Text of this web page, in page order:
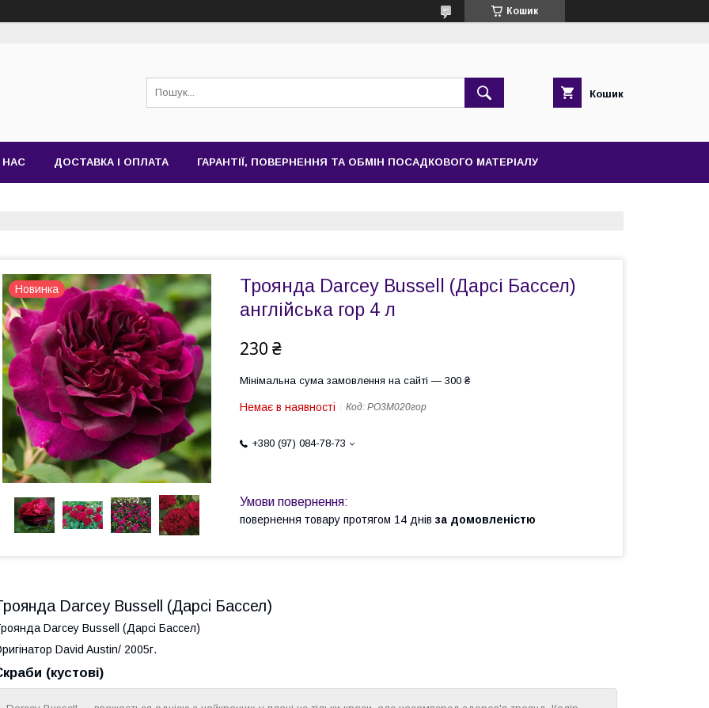
Кошик
Кошик
НАС ДОСТАВКА І ОПЛАТА ГАРАНТІЇ, ПОВЕРНЕННЯ ТА ОБМІН ПОСАДКОВОГО МАТЕРІАЛУ
Новинка
Троянда Darcey Bussell (Дарсі Бассел)
англійська гор 4 л
230 ₴
Мінімальна сума замовлення на сайті — 300 ₴
Немає в наявності Код: РО3М020гор
+380 (97) 084-78-73
повернення товару протягом 14 днів за домовленістю
Darcey Bussell (Дарсі Бассел)
Darcey Bussell (Дарсі Бассел)
David Austin/ 2005г.
(кустові)